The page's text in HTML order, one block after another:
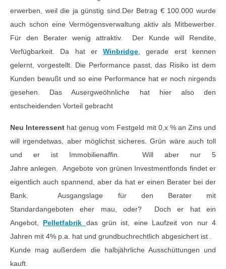
erwerben, weil die ja günstig sind.Der Betrag € 100.000 wurde
auch schon eine Vermögensverwaltung aktiv als Mitbewerber.
Für den Berater wenig attraktiv. Der Kunde will Rendite,
Verfügbarkeit. Da hat erWinbridge, gerade erst kennen
gelernt, vorgestellt. Die Performance passt, das Risiko ist dem
Kunden bewußt und so eine Performance hat er noch nirgends
gesehen. Das Ausergweöhnliche hat hier also den
entscheidenden Vorteil gebracht
Neu Interessent hat genug vom Festgeld mit 0,x % an Zins und
will irgendetwas, aber möglichst sicheres. Grün wäre auch toll
und er ist Immobilienaffin. Will aber nur 5
Jahre anlegen. Angebote von grünen Investmentfonds findet er
eigentlich auch spannend, aber da hat er einen Berater bei der
Bank. Ausgangslage für den Berater mit
Standardangeboten eher mau, oder? Doch er hat ein
Angebot, Pelletfabrik das grün ist, eine Laufzeit von nur 4
Jahren mit 4% p.a. hat und grundbuchrechtlich abgesichert ist .
Kunde mag außerdem die halbjährliche Ausschüttungen und
kauft.